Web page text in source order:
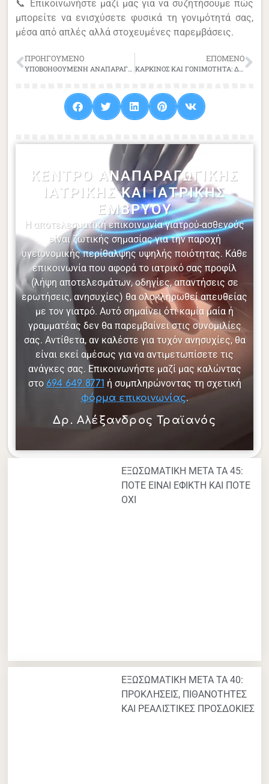
📞 Επικοινωνήστε μαζί μας για να συζητήσουμε πώς
μπορείτε να ενισχύσετε φυσικά τη γονιμότητά σας,
μέσα από απλές αλλά στοχευμένες παρεμβάσεις.
ΠΡΟΗΓΟΎΜΕΝΟ ΕΠΌΜΕΝΟ
ΚΈΝΤΡΟ ΑΝΑΠΑΡΑΓΩΓΙΚΉΣ
ΙΑΤΡΙΚΉΣ ΚΑΙ ΙΑΤΡΙΚΉΣ
ΕΜΒΡΎΟΥ
Η αποτελεσματική επικοινωνία γιατρού-ασθενούς
είναι ζωτικής σημασίας για την παροχή
υγειονομικής περίθαλψης υψηλής ποιότητας. Κάθε
επικοινωνία που αφορά το ιατρικό σας προφίλ
(λήψη αποτελεσμάτων, οδηγίες, απαντήσεις σε
ερωτήσεις, ανησυχίες) θα ολοκληρωθεί απευθείας
με τον γιατρό. Αυτό σημαίνει ότι καμία μαία ή
γραμματέας δεν θα παρεμβαίνει στις συνομιλίες
σας. Αντίθετα, αν καλέστε για τυχόν ανησυχίες, θα
είναι εκεί αμέσως για να αντιμετωπίσετε τις
ανάγκες σας. Επικοινωνήστε μαζί μας καλώντας
στο 694 649 8771 ή συμπληρώνοντας τη σχετική
φόρμα επικοινωνίας.
Δρ. Αλέξανδρος Τραϊανός
ΕΞΩΣΩΜΑΤΙΚΗ ΜΕΤΑ ΤΑ 45:
ΠΟΤΕ ΕΙΝΑΙ ΕΦΙΚΤΗ ΚΑΙ ΠΟΤΕ
ΟΧΙ
ΕΞΩΣΩΜΑΤΙΚΗ ΜΕΤΑ ΤΑ 40:
ΠΡΟΚΛΗΣΕΙΣ, ΠΙΘΑΝΟΤΗΤΕΣ
ΚΑΙ ΡΕΑΛΙΣΤΙΚΕΣ ΠΡΟΣΔΟΚΙΕΣ